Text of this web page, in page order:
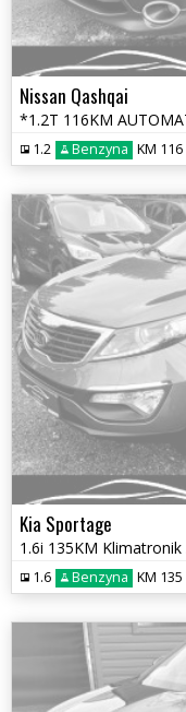
Nissan Qashqai
1.2 Benzyna KM 116
Kia Sportage
1.6 Benzyna KM 135